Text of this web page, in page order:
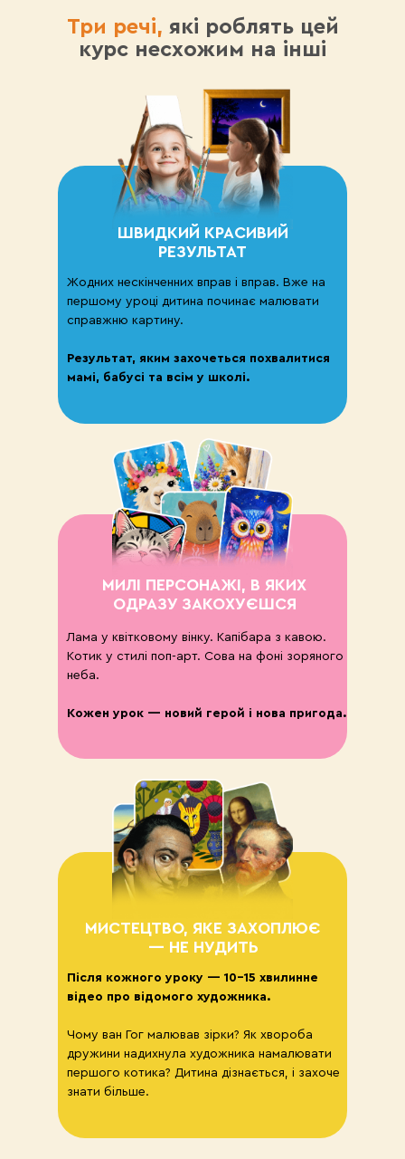
Три речі, які роблять цей
курс несхожим на інші
МИСТЕЦТВО, ЯКЕ ЗАХОПЛЮЄ
— НЕ НУДИТЬ
МИЛІ ПЕРСОНАЖІ, В ЯКИХ
ОДРАЗУ ЗАКОХУЄШСЯ
ШВИДКИЙ КРАСИВИЙ
РЕЗУЛЬТАТ
Після кожного уроку — 10–15 хвилинне
відео про відомого художника.
Чому ван Гог малював зірки? Як хвороба
дружини надихнула художника намалювати
першого котика? Дитина дізнається, і захоче
знати більше.
Лама у квітковому вінку. Капібара з кавою.
Котик у стилі поп-арт. Сова на фоні зоряного
неба.
Кожен урок — новий герой і нова пригода.
Жодних нескінченних вправ і вправ. Вже на
першому уроці дитина починає малювати
справжню картину.
Результат, яким захочеться похвалитися
мамі, бабусі та всім у школі.